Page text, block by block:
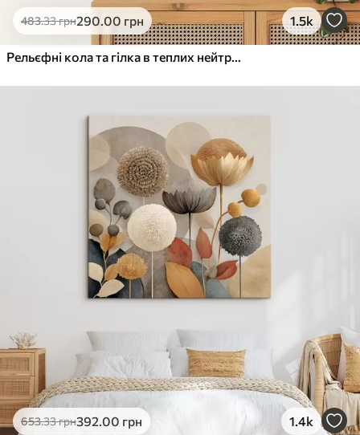
Еко-Преміум
.00грн
✓Яскраві, насичені кольори
Поверхня з текстурою полотна
Екологічний матеріал
483.33грн290.00 грн 1.5k
Рельєфні кола та гілка в теплих нейтральних тонах
653.33грн392.00 грн 1.4k